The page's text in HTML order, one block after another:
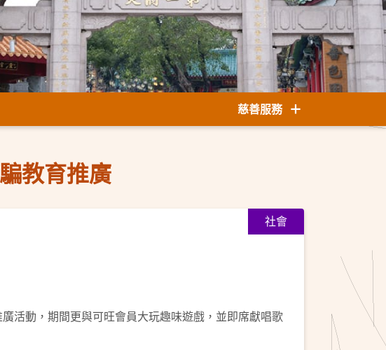
慈善服務
教育推廣
社會
活動，期間更與可旺會員大玩趣味遊戲，並即席獻唱歌